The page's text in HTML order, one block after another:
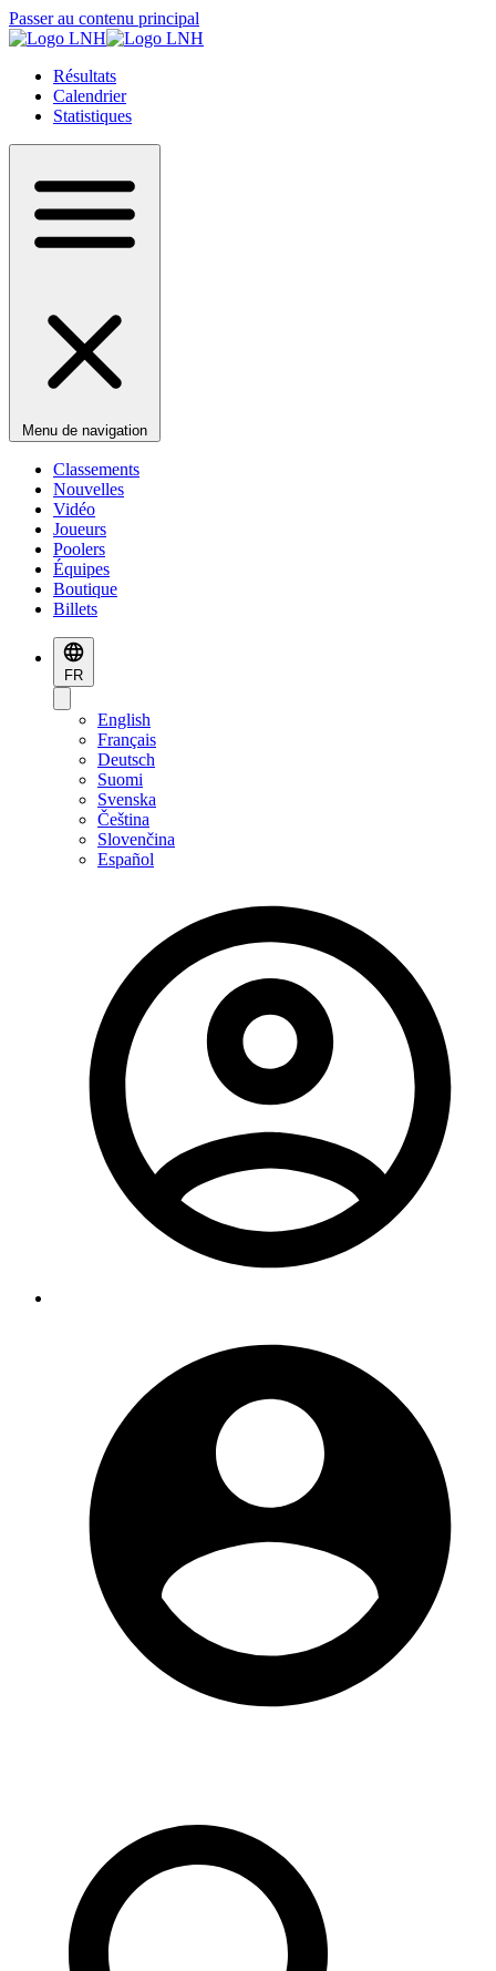
Passer au contenu principal
Résultats
Calendrier
Statistiques
Menu de navigation
Classements
Nouvelles
Vidéo
Joueurs
Poolers
Équipes
Boutique
Billets
FR
English
Français
Deutsch
Suomi
Svenska
Čeština
Slovenčina
Español